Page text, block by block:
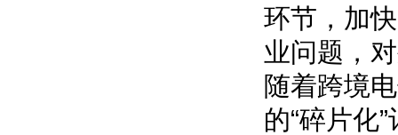
环节，加
业问题，
随着跨境
的“碎片化